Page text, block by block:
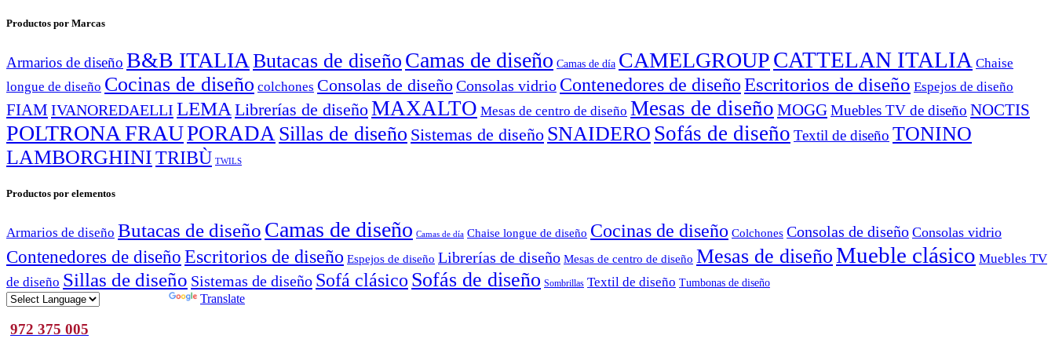
Productos por Marcas
Armarios de diseño B&B ITALIAButacas de diseño Camas de diseño Camas de día CAMELGROUPCATTELAN ITALIA Chaise
longue de diseño Cocinas de diseño colchones Consolas de diseñoConsolas vidrio Contenedores de diseñoEscritorios de diseño Espejos de diseño
FIAM IVANOREDAELLI LEMA Librerías de diseñoMAXALTO Mesas de centro de diseño Mesas de diseño MOGGMuebles TV de diseño NOCTIS
POLTRONA FRAUPORADASillas de diseño Sistemas de diseño SNAIDERO Sofás de diseño Textil de diseño TONINO
LAMBORGHINITRIBÙ TWILS
Productos por elementos
Armarios de diseño Butacas de diseño Camas de diseño Camas de día Chaise longue de diseño Cocinas de diseño Colchones Consolas de diseño Consolas vidrio
Contenedores de diseño Escritorios de diseño Espejos de diseño Librerías de diseño Mesas de centro de diseño Mesas de diseñoMueble clásico Muebles TV
de diseño Sillas de diseño Sistemas de diseño Sofá clásico Sofás de diseño Sombrillas Textil de diseño Tumbonas de diseño
Translate
972 375 005